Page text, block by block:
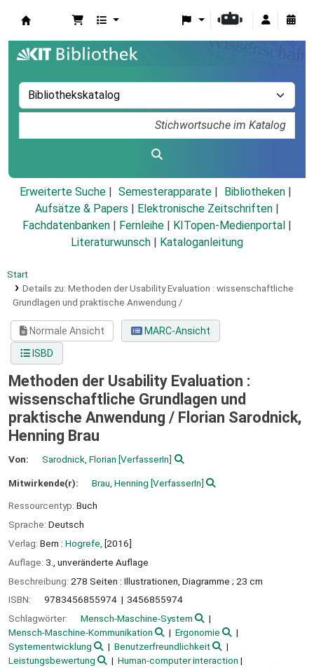
Erweiterte Suche Semesterapparate
Bibliotheken
Aufsätze & Papers
Elektronische Zeitschriften
Fachdatenbanken
Fernleihe KITopen-Medienportal
Literaturwunsch
Kataloganleitung
Start
Details zu: Methoden der Usability Evaluation : wissenschaftliche
Grundlagen und praktische Anwendung /
Normale Ansicht
MARC-Ansicht
ISBD
Methoden der Usability Evaluation :
wissenschaftliche Grundlagen und
praktische Anwendung / Florian Sarodnick,
Henning Brau
Von: Sarodnick, Florian [VerfasserIn]
Mitwirkende(r): Brau, Henning [VerfasserIn]
Ressourcentyp: Buch
Sprache: Deutsch
Verlag: Bern : Hogrefe, [2016]
Auflage: 3., unveränderte Auflage
Beschreibung: 278 Seiten : Illustrationen, Diagramme ; 23 cm
ISBN:
9783456855974
3456855974
Schlagwörter:
Mensch-Maschine-System
Mensch-Maschine-Kommunikation
Ergonomie
Systementwicklung
Benutzerfreundlichkeit
Leistungsbewertung
Human-computer interaction